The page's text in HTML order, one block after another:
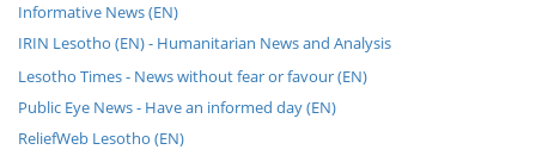
Informative News (EN)
IRIN Lesotho (EN) - Humanitarian News and Analysis
Lesotho Times - News without fear or favour (EN)
Public Eye News - Have an informed day (EN)
ReliefWeb Lesotho (EN)